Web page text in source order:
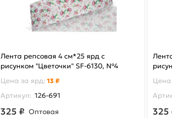
Лента репсовая 4 см*25 ярд с
рисунком "Цветочки" SF-6130, №4
Цена за ярд: 13 ₽
Артикул: 126-691
325 ₽ Оптовая
Цена
325